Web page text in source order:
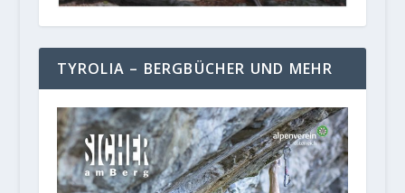
TYROLIA – BERGBÜCHER UND MEHR